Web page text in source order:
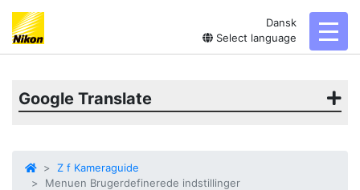
Dansk
Select language
Google Translate
Z f Kameraguide
Menuen Brugerdefinerede indstillinger